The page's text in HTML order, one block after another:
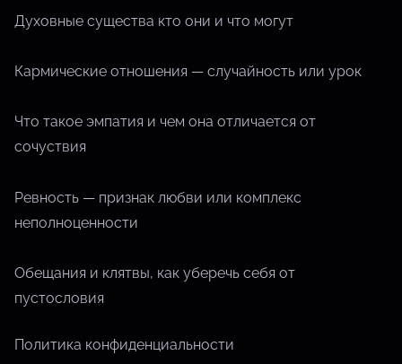
Духовные существа кто они и что могут
Кармические отношения — случайность или урок
Что такое эмпатия и чем она отличается от
сочуствия
Ревность — признак любви или комплекс
неполноценности
Обещания и клятвы, как уберечь себя от
пустословия
Политика конфиденциальности